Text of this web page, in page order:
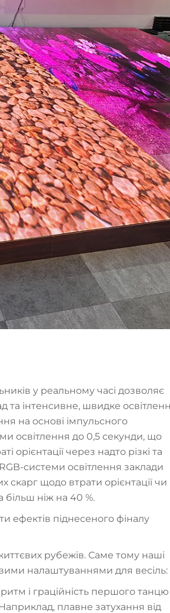
у реальному часі дозволяє
та інтенсивне, швидке
на основі імпульсного
освітлення до 0,5 секунди, що
орієнтації через надто різкі та
системи освітлення заклади
скарг щодо втрати орієнтації чи
більш ніж на 40 %.
ефектів піднесеного фіналу
рубежів. Саме тому наші
налаштуваннями для весіль:
і граційність першого танцю
плавне затухання від